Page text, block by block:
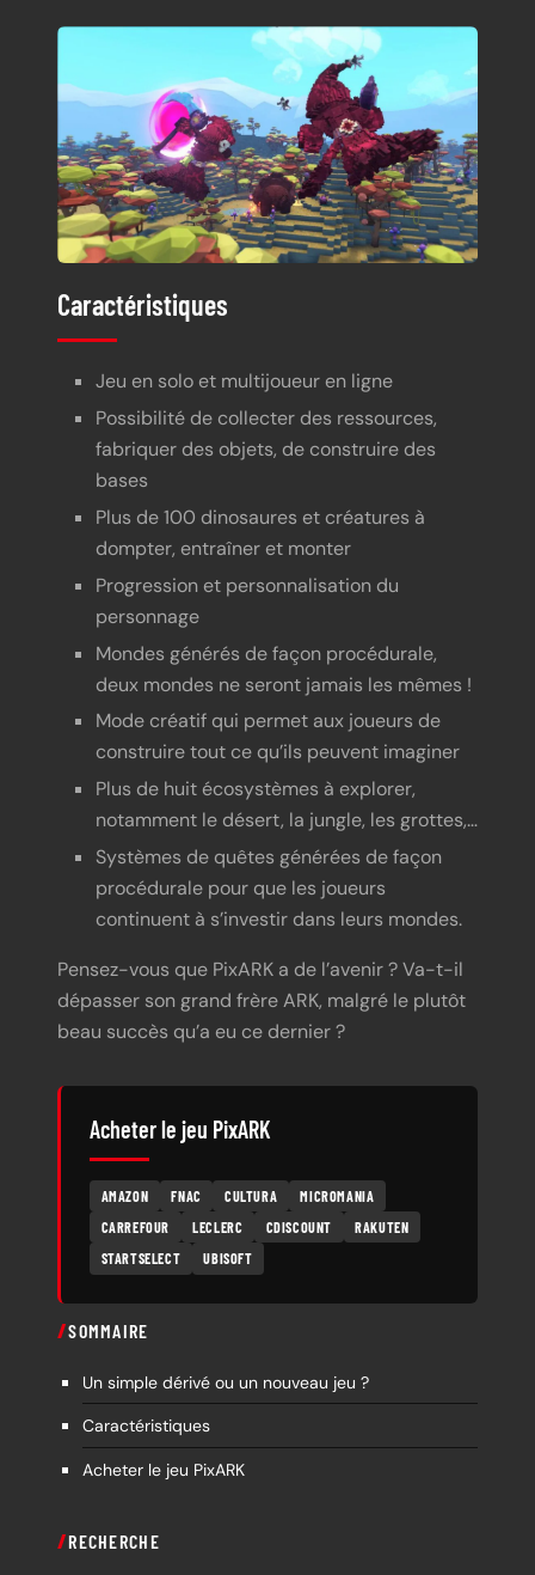
Caractéristiques
Jeu en solo et multijoueur en ligne
Possibilité de collecter des ressources,
fabriquer des objets, de construire des
bases
Plus de 100 dinosaures et créatures à
dompter, entraîner et monter
Progression et personnalisation du
personnage
Mondes générés de façon procédurale,
deux mondes ne seront jamais les mêmes !
Mode créatif qui permet aux joueurs de
construire tout ce qu’ils peuvent imaginer
Plus de huit écosystèmes à explorer,
notamment le désert, la jungle, les grottes,…
Systèmes de quêtes générées de façon
procédurale pour que les joueurs
continuent à s’investir dans leurs mondes.
Pensez-vous que PixARK a de l’avenir ? Va-t-il
dépasser son grand frère ARK, malgré le plutôt
beau succès qu’a eu ce dernier ?
Acheter le jeu PixARK
AMAZON FNAC CULTURA
MICROMANIA
CARREFOUR
LECLERC CDISCOUNT
RAKUTEN
STARTSELECT
UBISOFT
SOMMAIRE
Un simple dérivé ou un nouveau jeu ?
Caractéristiques
Acheter le jeu PixARK
RECHERCHE